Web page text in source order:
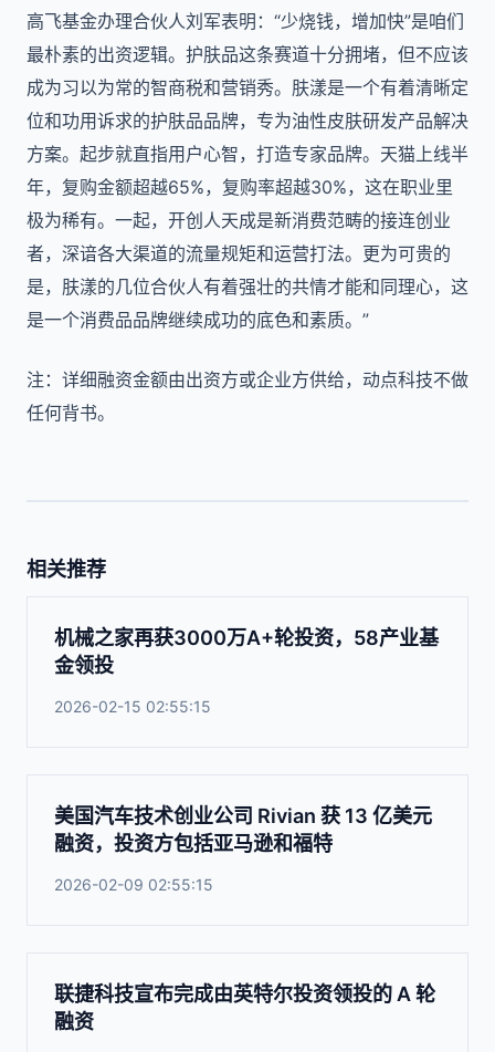
高飞基金办理合伙人刘军表明：“少烧钱，增加快”是咱们
最朴素的出资逻辑。护肤品这条赛道十分拥堵，但不应该
成为习以为常的智商税和营销秀。肤漾是一个有着清晰定
位和功用诉求的护肤品品牌，专为油性皮肤研发产品解决
方案。起步就直指用户心智，打造专家品牌。天猫上线半
年，复购金额超越65%，复购率超越30%，这在职业里
极为稀有。一起，开创人天成是新消费范畴的接连创业
者，深谙各大渠道的流量规矩和运营打法。更为可贵的
是，肤漾的几位合伙人有着强壮的共情才能和同理心，这
是一个消费品品牌继续成功的底色和素质。”
注：详细融资金额由出资方或企业方供给，动点科技不做
任何背书。
相关推荐
机械之家再获3000万A+轮投资，58产业基
金领投
2026-02-15 02:55:15
美国汽车技术创业公司 Rivian 获 13 亿美元
融资，投资方包括亚马逊和福特
2026-02-09 02:55:15
联捷科技宣布完成由英特尔投资领投的 A 轮
融资